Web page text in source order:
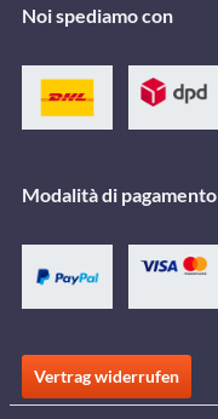
Noi spediamo con
Modalità di pagamento
Vertrag widerrufen